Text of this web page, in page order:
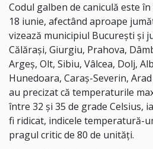
Codul galben de caniculă este
18 iunie, afectând aproape
vizează municipiul Bucureşti și
Călăraşi, Giurgiu, Prahova,
Argeş, Olt, Sibiu, Vâlcea, Dolj,
Hunedoara, Caraş-Severin,
au precizat că temperaturile
între 32 și 35 de grade Celsius,
fi ridicat, indicele temperatură-
pragul critic de 80 de unități.